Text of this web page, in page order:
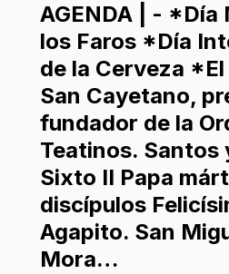
AGENDA | - *Día
los Faros *Día
de la Cerveza
San Cayetano,
fundador de la
Teatinos. Santos
Sixto II Papa
discípulos
Agapito. San
Mora…